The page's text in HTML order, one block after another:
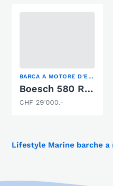
BARCA A MOTORE D'EPOCA, RUNABOUT
Boesch 580 Runabout
CHF 29'000.-
Lifestyle Marine barche a